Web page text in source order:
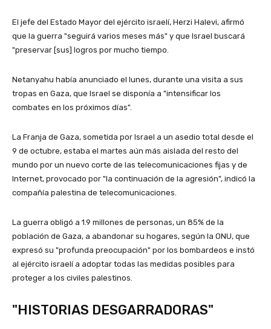
El jefe del Estado Mayor del ejército israelí, Herzi Halevi, afirmó
que la guerra "seguirá varios meses más" y que Israel buscará
"preservar [sus] logros por mucho tiempo.
Netanyahu había anunciado el lunes, durante una visita a sus
tropas en Gaza, que Israel se disponía a "intensificar los
combates en los próximos días".
La Franja de Gaza, sometida por Israel a un asedio total desde el
9 de octubre, estaba el martes aún más aislada del resto del
mundo por un nuevo corte de las telecomunicaciones fijas y de
Internet, provocado por "la continuación de la agresión", indicó la
compañía palestina de telecomunicaciones.
La guerra obligó a 1.9 millones de personas, un 85% de la
población de Gaza, a abandonar su hogares, según la ONU, que
expresó su "profunda preocupación" por los bombardeos e instó
al ejército israelí a adoptar todas las medidas posibles para
proteger a los civiles palestinos.
"HISTORIAS DESGARRADORAS"